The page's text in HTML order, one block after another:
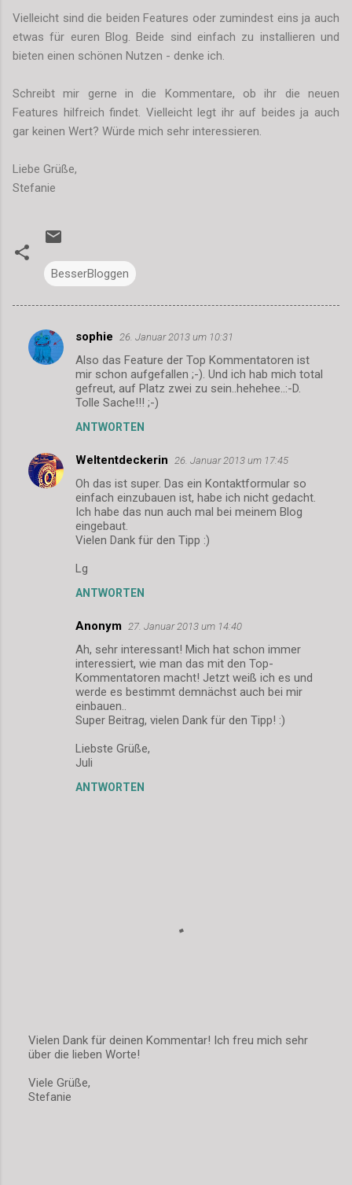
Vielleicht sind die beiden Features oder zumindest eins ja auch
etwas für euren Blog. Beide sind einfach zu installieren und
bieten einen schönen Nutzen - denke ich.
Schreibt mir gerne in die Kommentare, ob ihr die neuen
Features hilfreich findet. Vielleicht legt ihr auf beides ja auch
gar keinen Wert? Würde mich sehr interessieren.
Liebe Grüße,
Stefanie
BesserBloggen
K
o
n
t
sophie 26. Januar 2013 um 10:31
Also das Feature der Top Kommentatoren ist
mir schon aufgefallen ;-). Und ich hab mich total
gefreut, auf Platz zwei zu sein..hehehee..:-D.
Tolle Sache!!! ;-)
ANTWORTEN
Weltentdeckerin 26. Januar 2013 um 17:45
Oh das ist super. Das ein Kontaktformular so
einfach einzubauen ist, habe ich nicht gedacht.
Ich habe das nun auch mal bei meinem Blog
eingebaut.
Vielen Dank für den Tipp :)
Lg
ANTWORTEN
Anonym 27. Januar 2013 um 14:40
Ah, sehr interessant! Mich hat schon immer
interessiert, wie man das mit den Top-
Kommentatoren macht! Jetzt weiß ich es und
werde es bestimmt demnächst auch bei mir
einbauen..
Super Beitrag, vielen Dank für den Tipp! :)
Liebste Grüße,
Juli
ANTWORTEN
K
m
m
Vielen Dank für deinen Kommentar! Ich freu mich sehr
über die lieben Worte!
Viele Grüße,
Stefanie